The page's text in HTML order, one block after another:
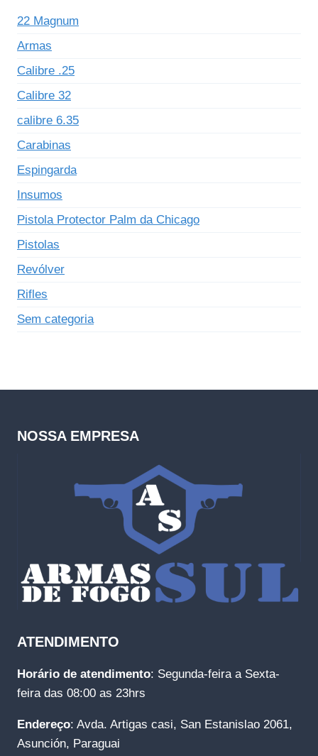
22 Magnum
Armas
Calibre .25
Calibre 32
calibre 6.35
Carabinas
Espingarda
Insumos
Pistola Protector Palm da Chicago
Pistolas
Revólver
Rifles
Sem categoria
NOSSA EMPRESA
ATENDIMENTO
Horário de atendimento: Segunda-feira a Sexta-
feira das 08:00 as 23hrs
Endereço: Avda. Artigas casi, San Estanislao 2061,
Asunción, Paraguai